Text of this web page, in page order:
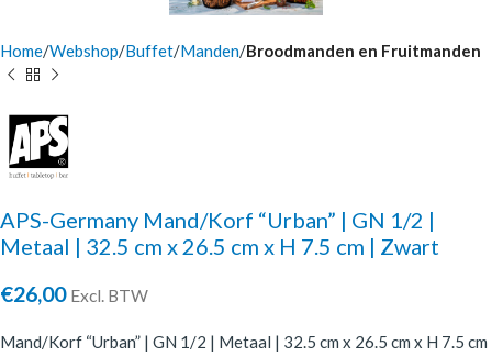
Home Webshop Buffet Manden Broodmanden en Fruitmanden
APS-Germany Mand/Korf “Urban” | GN 1/2 |
Metaal | 32.5 cm x 26.5 cm x H 7.5 cm | Zwart
€26,00 Excl. BTW
Mand/Korf “Urban” | GN 1/2 | Metaal | 32.5 cm x 26.5 cm x H 7.5 cm